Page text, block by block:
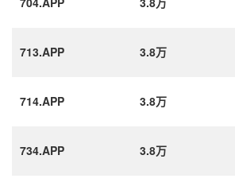
713.APP 3.8万
714.APP 3.8万
734.APP 3.8万